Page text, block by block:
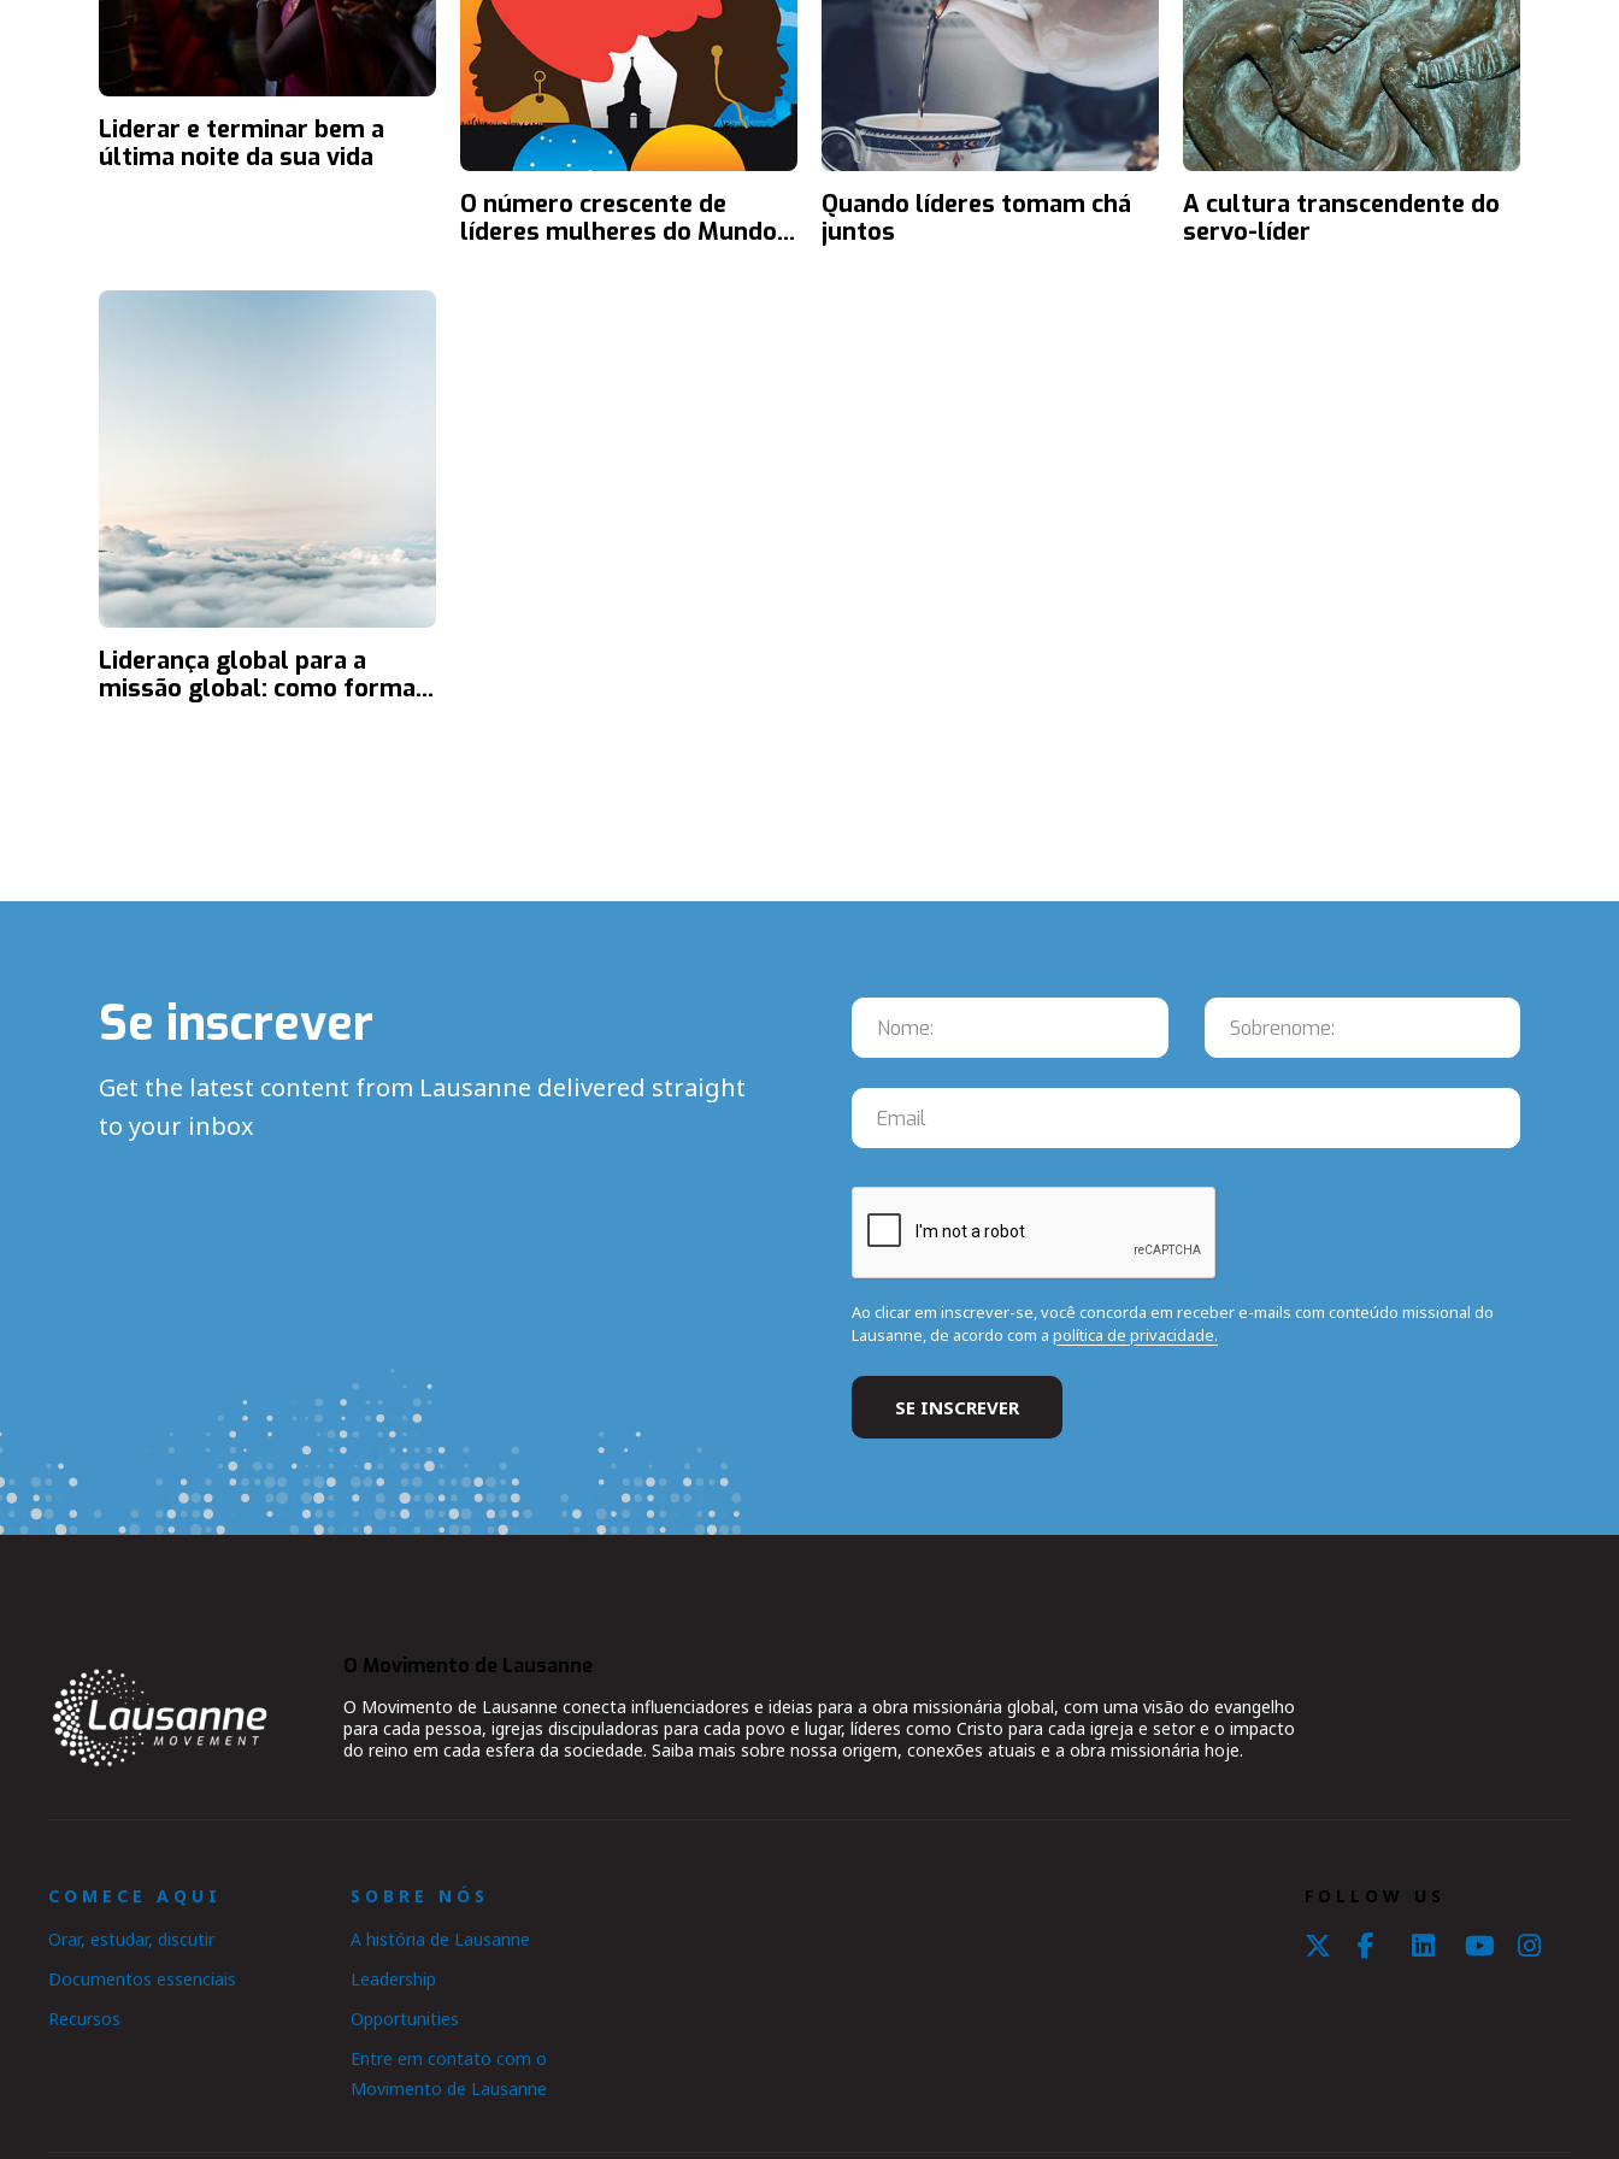
Liderar e terminar bem a
última noite da sua vida
O número crescente de
líderes mulheres do Mundo
Quando líderes tomam chá
juntos
A cultura transcendente do
servo-líder
Liderança global para a
missão global: como formar
Se inscrever
Get the latest content from Lausanne delivered straight
to your inbox
Ao clicar em inscrever-se, você concorda em receber e-mails com conteúdo missional do
Lausanne, de acordo com a política de privacidade.
O Movimento de Lausanne
O Movimento de Lausanne conecta influenciadores e ideias para a obra missionária global, com uma visão do evangelho
para cada pessoa, igrejas discipuladoras para cada povo e lugar, líderes como Cristo para cada igreja e setor e o impacto
do reino em cada esfera da sociedade. Saiba mais sobre nossa origem, conexões atuais e a obra missionária hoje.
COMECE AQUI
Orar, estudar, discutir
Documentos essenciais
Recursos
SOBRE NÓS
A história de Lausanne
Leadership
Opportunities
Entre em contato com o
Movimento de Lausanne
FOLLOW US